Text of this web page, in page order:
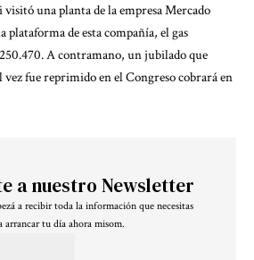
una planta de la empresa Mercado
plataforma de esta compañía, el gas
A contramano, un jubilado que
fue reprimido en el Congreso cobrará en
a nuestro Newsletter
a recibir toda la información que necesitas
arrancar tu día ahora misom.